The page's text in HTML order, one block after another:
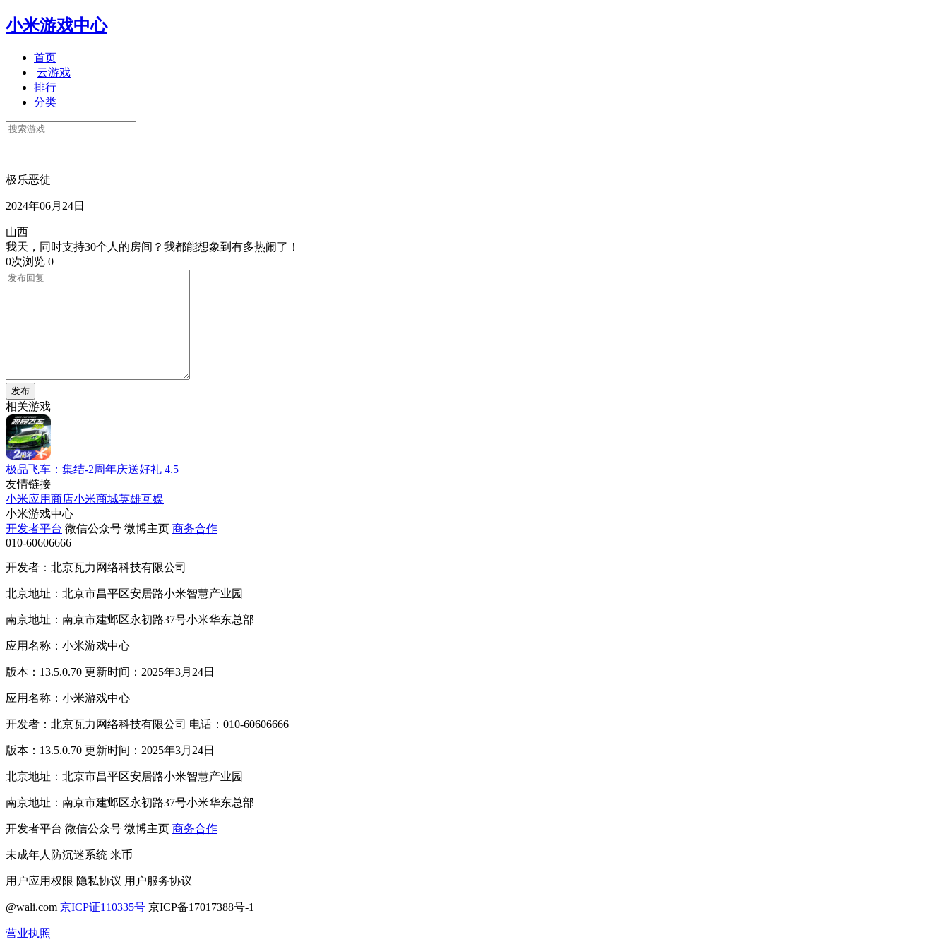
小米游戏中心
首页
云游戏
排行
分类
极乐恶徒
2024年06月24日
山西
我天，同时支持30个人的房间？我都能想象到有多热闹了！
0次浏览 0
发布
相关游戏
极品飞车：集结-2周年庆送好礼 4.5
友情链接
小米应用商店小米商城英雄互娱
小米游戏中心
开发者平台 微信公众号 微博主页 商务合作
010-60606666
开发者：北京瓦力网络科技有限公司
北京地址：北京市昌平区安居路小米智慧产业园
南京地址：南京市建邺区永初路37号小米华东总部
应用名称：小米游戏中心
版本：13.5.0.70 更新时间：2025年3月24日
应用名称：小米游戏中心
开发者：北京瓦力网络科技有限公司 电话：010-60606666
版本：13.5.0.70 更新时间：2025年3月24日
北京地址：北京市昌平区安居路小米智慧产业园
南京地址：南京市建邺区永初路37号小米华东总部
开发者平台 微信公众号 微博主页 商务合作
未成年人防沉迷系统 米币
用户应用权限 隐私协议 用户服务协议
@wali.com 京ICP证110335号 京ICP备17017388号-1
营业执照